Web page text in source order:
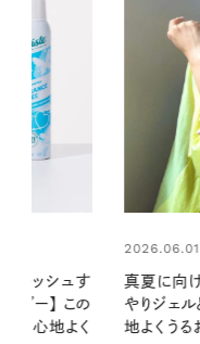
が香るひん
い季節に心
なボディケ
2026.07.21